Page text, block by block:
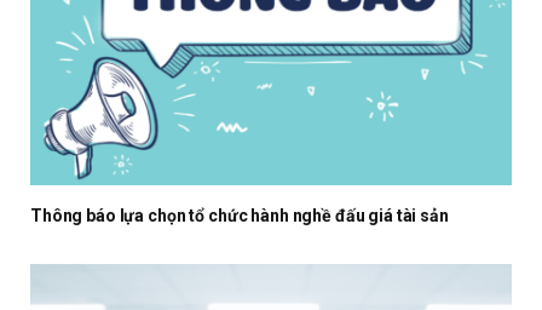
Thông báo lựa chọn tổ chức hành nghề đấu giá tài sản